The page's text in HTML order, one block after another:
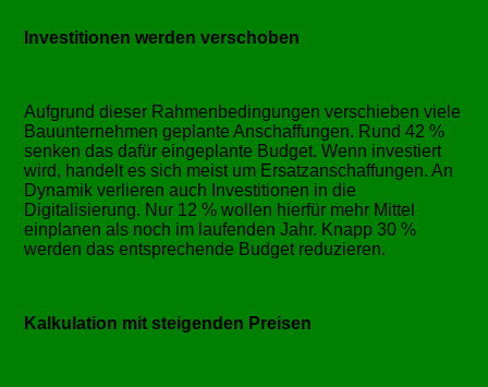
Investitionen werden verschoben
Aufgrund dieser Rahmenbedingungen verschieben viele
Bauunternehmen geplante Anschaffungen. Rund 42 %
senken das dafür eingeplante Budget. Wenn investiert
wird, handelt es sich meist um Ersatzanschaffungen. An
Dynamik verlieren auch Investitionen in die
Digitalisierung. Nur 12 % wollen hierfür mehr Mittel
einplanen als noch im laufenden Jahr. Knapp 30 %
werden das entsprechende Budget reduzieren.
Kalkulation mit steigenden Preisen